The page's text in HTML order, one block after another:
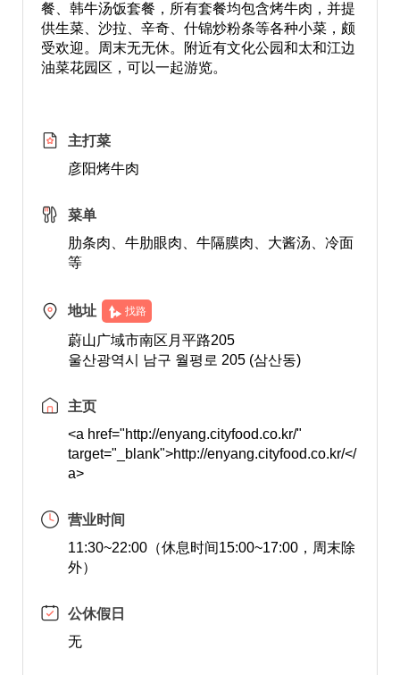
餐、韩牛汤饭套餐，所有套餐均包含烤牛肉，并提
供生菜、沙拉、辛奇、什锦炒粉条等各种小菜，颇
受欢迎。周末无无休。附近有文化公园和太和江边
油菜花园区，可以一起游览。
主打菜
彦阳烤牛肉
菜单
肋条肉、牛肋眼肉、牛隔膜肉、大酱汤、冷面
等
地址 找路
蔚山广域市南区月平路205
울산광역시 남구 월평로 205 (삼산동)
主页
<a href="http://enyang.cityfood.co.kr/"
target="_blank">http://enyang.cityfood.co.kr/</
a>
营业时间
11:30~22:00（休息时间15:00~17:00，周末除
外）
公休假日
无